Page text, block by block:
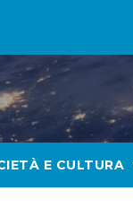
E CULTURA